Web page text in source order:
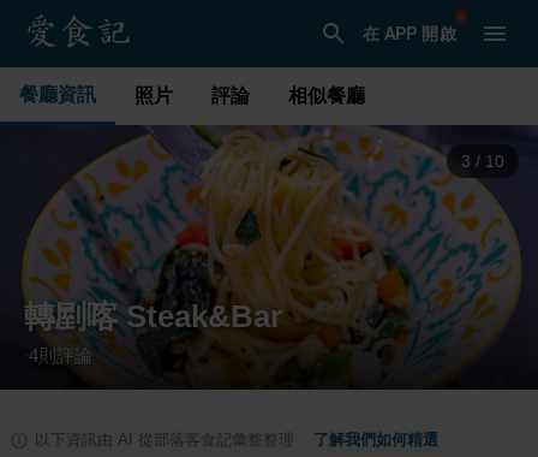
在 APP 開啟
餐廳資訊 照片 評論 相似餐廳
3 / 10
轉剭喀 Steak&Bar
·4則評論
以下資訊由 AI 從部落客食記彙整整理 了解我們如何精選